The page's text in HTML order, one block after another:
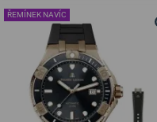
ŘEMÍNEK NAVÍC